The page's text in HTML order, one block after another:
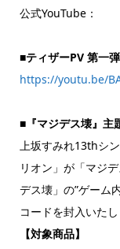
公式YouTube：
■ティザーPV 第一弾
https://youtu.be/
■『マジデス壊』主
上坂すみれ13thシ
リオン」が「マジ
デス壊」の”ゲーム
コードを封入いたし
【対象商品】